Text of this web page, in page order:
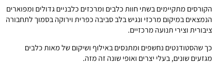
הקורסים מתקיימים בשתי חוות כלבים ומרכזים כלבניים גדולים ומפוארים
הנמצאים במיקום מרכזי ונגיש בלב סביבה כפרית וירוקה בסמוך לתחבורה
ציבורית וצירי תנועה מרכזיים.
כך שהסטודנטים נחשפים ומתנסים באילוף ושיקום של מאות כלבים
מגזעים שונים, בעלי יצרים ואופי שונה זה מזה.